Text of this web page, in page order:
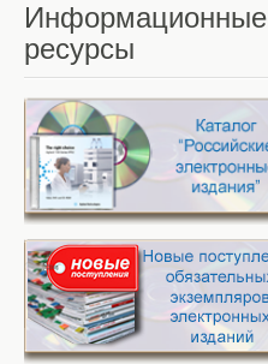
Информационные
ресурсы